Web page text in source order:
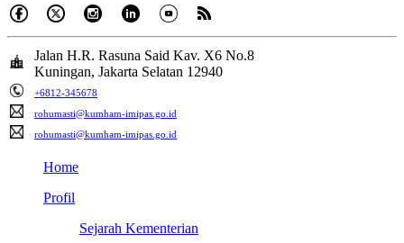
Jalan H.R. Rasuna Said Kav. X6 No.8
Kuningan, Jakarta Selatan 12940
+6812-345678
rohumasti@kumham-imipas.go.id
rohumasti@kumham-imipas.go.id
Home
Profil
Sejarah Kementerian